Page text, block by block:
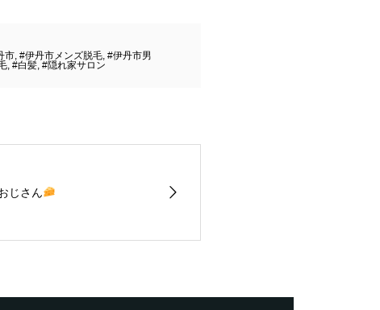
市, #伊丹市メンズ脱毛, #伊丹市男
, #白髪, #隠れ家サロン
じさん